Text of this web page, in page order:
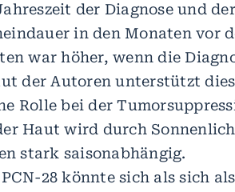
der Diagnose und der
in den Monaten vor
war höher, wenn die
der Autoren unterstützt
Rolle bei der
Haut wird durch
stark saisonabhängig.
28 könnte sich als sich